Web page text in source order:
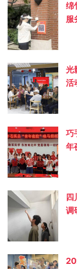
绵
服
光
活
巧
年
四
调